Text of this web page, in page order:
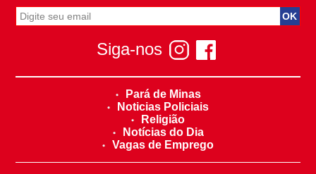
Siga-nos
Pará de Minas
Noticias Policiais
Religião
Notícias do Dia
Vagas de Emprego